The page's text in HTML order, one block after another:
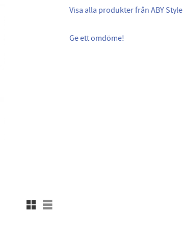
Rutnätsvy
Listvy
Visa alla produkter från ABY Style
Ge ett omdöme!